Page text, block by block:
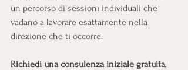
un percorso di sessioni individuali che
vadano a lavorare esattamente nella
direzione che ti occorre.
Richiedi una consulenza iniziale gratuita,